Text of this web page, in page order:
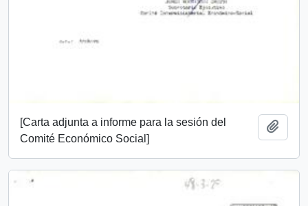
[Carta adjunta a informe para la sesión del
Comité Económico Social]